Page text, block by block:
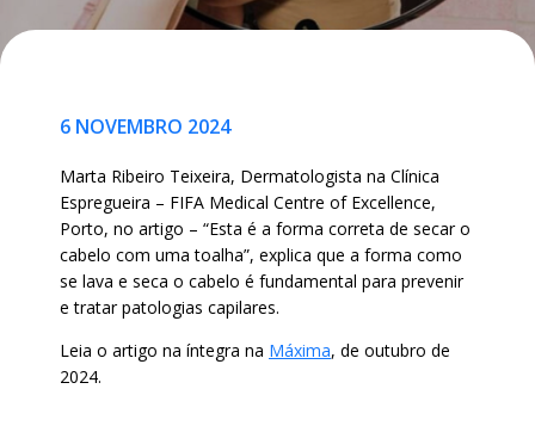
6 NOVEMBRO 2024
Marta Ribeiro Teixeira, Dermatologista na Clínica
Espregueira – FIFA Medical Centre of Excellence,
Porto, no artigo – “Esta é a forma correta de secar o
cabelo com uma toalha”, explica que a forma como
se lava e seca o cabelo é fundamental para prevenir
e tratar patologias capilares.
Leia o artigo na íntegra na Máxima, de outubro de
2024.